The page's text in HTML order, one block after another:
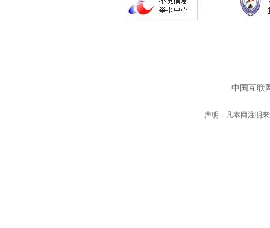
中国互联
声明：凡本网注明